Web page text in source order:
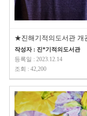
★진해기적의도서관 개
작성자 : 진*기적의도서관
등록일 : 2023.12.14
조회 : 42,200